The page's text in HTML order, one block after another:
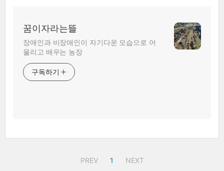
꿈이자라는뜰
장애인과 비장애인이 자기다운 모습으로 어
울리고 배우는 농장
구독하기
PREV 1 NEXT